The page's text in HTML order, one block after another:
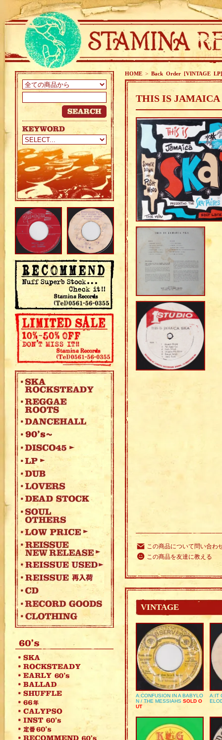
HOME > Back Order [VINTAGE LP]
THIS IS JAMAICA
この商品について問い合わ
この商品を友達に教える
VINTAGE
A:CONFUSION IN A BABYLO
N / THE MESSIAHS SOLD O
UT
A:IT